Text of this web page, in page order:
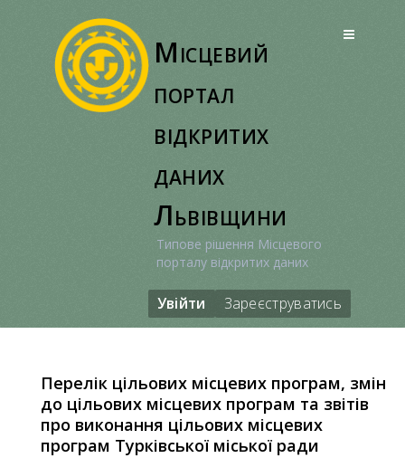
Місцевий
портал
відкритих
даних
Львівщини
Типове рішення Місцевого
порталу відкритих даних
Увійти Зареєструватись
Перелік цільових місцевих програм, змін
до цільових місцевих програм та звітів
про виконання цільових місцевих
програм Турківської міської ради